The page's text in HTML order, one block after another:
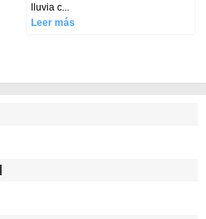
lluvia c...
Leer más